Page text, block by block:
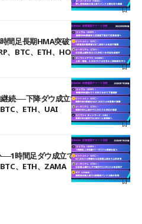
間足長期HMA突破で雲下端を目指す
、BTC、ETH、HOME
続──下降ダウ成立で下値追う展開
、ETH、UAI
時間足ダウ成立で1.185ドルを狙う
、ETH、ZAMA